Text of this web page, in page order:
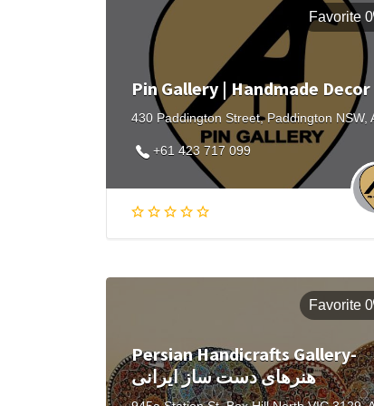
0 Favorite
Pin Gallery | Handmade Decor
+61 423 717 099
0 Favorite
Persian Handicrafts Gallery-
هنرهای دست ساز ایرانی